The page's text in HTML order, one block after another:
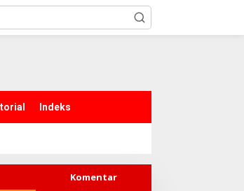
Indeks
Komentar